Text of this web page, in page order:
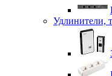
Удлинители,